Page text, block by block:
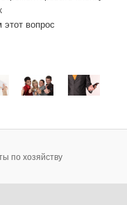
вопрос
по хозяйству